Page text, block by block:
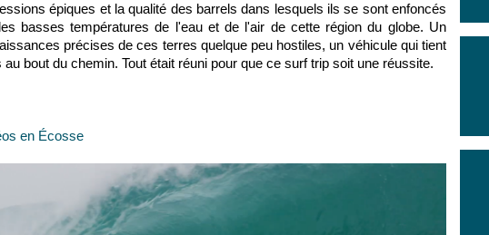
épiques et la qualité des barrels dans lesquels ils se sont enfoncés
basses températures de l'eau et de l'air de cette région du globe. Un
précises de ces terres quelque peu hostiles, un véhicule qui tient
bout du chemin. Tout était réuni pour que ce surf trip soit une réussite.
en Écosse